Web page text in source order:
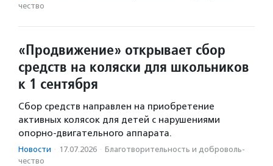
чест­во
«Продвижение» открывает сбор
средств на коляски для школьников
к 1 сентября
Сбор средств направлен на приобретение
активных колясок для детей с нарушениями
опорно-двигательного аппарата.
Новости · 17.07.2026 · Благотвори­тель­ность и доброволь­
чест­во